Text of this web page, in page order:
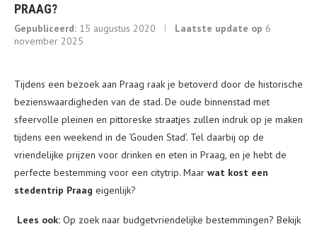
PRAAG?
Gepubliceerd: 15 augustus 2020 Laatste update op 6
november 2025
Tijdens een bezoek aan Praag raak je betoverd door de historische
bezienswaardigheden van de stad. De oude binnenstad met
sfeervolle pleinen en pittoreske straatjes zullen indruk op je maken
tijdens een weekend in de ‘Gouden Stad’. Tel daarbij op de
vriendelijke prijzen voor drinken en eten in Praag, en je hebt de
perfecte bestemming voor een citytrip. Maar wat kost een
stedentrip Praag eigenlijk?
Lees ook:Op zoek naar budgetvriendelijke bestemmingen? Bekijk